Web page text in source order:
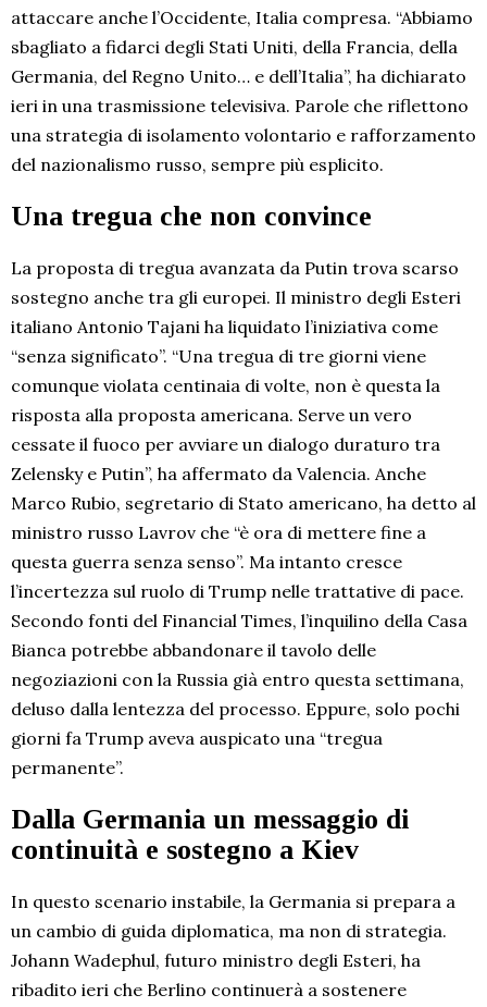
attaccare anche l’Occidente, Italia compresa. “Abbiamo
sbagliato a fidarci degli Stati Uniti, della Francia, della
Germania, del Regno Unito… e dell’Italia”, ha dichiarato
ieri in una trasmissione televisiva. Parole che riflettono
una strategia di isolamento volontario e rafforzamento
del nazionalismo russo, sempre più esplicito.
Una tregua che non convince
La proposta di tregua avanzata da Putin trova scarso
sostegno anche tra gli europei. Il ministro degli Esteri
italiano Antonio Tajani ha liquidato l’iniziativa come
“senza significato”. “Una tregua di tre giorni viene
comunque violata centinaia di volte, non è questa la
risposta alla proposta americana. Serve un vero
cessate il fuoco per avviare un dialogo duraturo tra
Zelensky e Putin”, ha affermato da Valencia. Anche
Marco Rubio, segretario di Stato americano, ha detto al
ministro russo Lavrov che “è ora di mettere fine a
questa guerra senza senso”. Ma intanto cresce
l’incertezza sul ruolo di Trump nelle trattative di pace.
Secondo fonti del Financial Times, l’inquilino della Casa
Bianca potrebbe abbandonare il tavolo delle
negoziazioni con la Russia già entro questa settimana,
deluso dalla lentezza del processo. Eppure, solo pochi
giorni fa Trump aveva auspicato una “tregua
permanente”.
Dalla Germania un messaggio di
continuità e sostegno a Kiev
In questo scenario instabile, la Germania si prepara a
un cambio di guida diplomatica, ma non di strategia.
Johann Wadephul, futuro ministro degli Esteri, ha
ribadito ieri che Berlino continuerà a sostenere